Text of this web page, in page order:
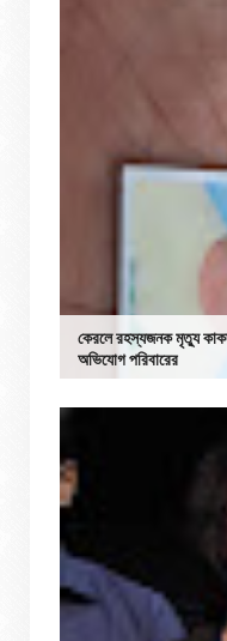
কেরলে রহস্যজনক মৃত্যু
অভিযোগ পরিবারের